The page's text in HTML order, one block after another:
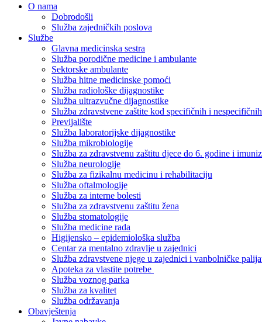
O nama
Dobrodošli
Služba zajedničkih poslova
Službe
Glavna medicinska sestra
Služba porodične medicine i ambulante
Sektorske ambulante
Služba hitne medicinske pomoći
Služba radiološke dijagnostike
Služba ultrazvučne dijagnostike
Služba zdravstvene zaštite kod specifičnih i
Previjalište
Služba laboratorijske dijagnostike
Služba mikrobiologije
Služba za zdravstvenu zaštitu djece do 6. godine i
Služba neurologije
Služba za fizikalnu medicinu i rehabilitaciju
Služba oftalmologije
Služba za interne bolesti
Služba za zdravstvenu zaštitu žena
Služba stomatologije
Služba medicine rada
Higijensko – epidemiološka služba
Centar za mentalno zdravlje u zajednici
Služba zdravstvene njege u zajednici i vanbolničke
Apoteka za vlastite potrebe
Služba voznog parka
Služba za kvalitet
Služba održavanja
Obavještenja